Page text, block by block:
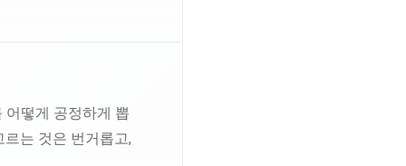
어떻게 공정하게 뽑
는 것은 번거롭고,